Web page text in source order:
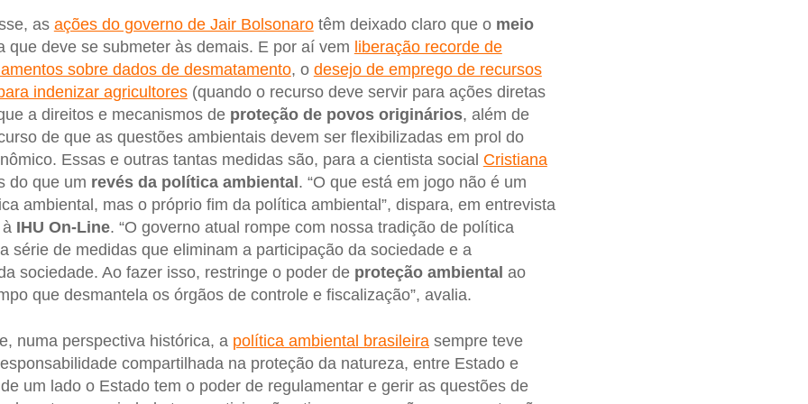
as ações do governo de Jair Bolsonarotêm deixado claro que o meio
que deve se submeter às demais. E por aí vem liberação recorde de
sobre dados de desmatamento, o desejo de emprego de recursos
indenizar agricultores(quando o recurso deve servir para ações diretas
a direitos e mecanismos de proteção de povos originários, além de
de que as questões ambientais devem ser flexibilizadas em prol do
Essas e outras tantas medidas são, para a cientista social Cristiana
do que um revés da política ambiental. “O que está em jogo não é um
ambiental, mas o próprio fim da política ambiental”, dispara, em entrevista
IHU On-Line. “O governo atual rompe com nossa tradição de política
série de medidas que eliminam a participação da sociedade e a
sociedade. Ao fazer isso, restringe o poder de proteção ambiental ao
que desmantela os órgãos de controle e fiscalização”, avalia.
numa perspectiva histórica, a política ambiental brasileirasempre teve
compartilhada na proteção da natureza, entre Estado e
um lado o Estado tem o poder de regulamentar e gerir as questões de